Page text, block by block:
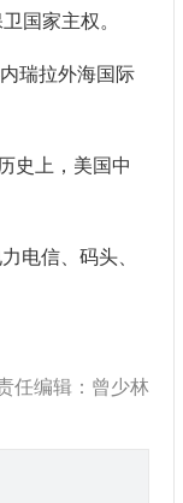
国家主权。
瑞拉外海国际
史上，美国中
电信、码头、
任编辑：曾少林